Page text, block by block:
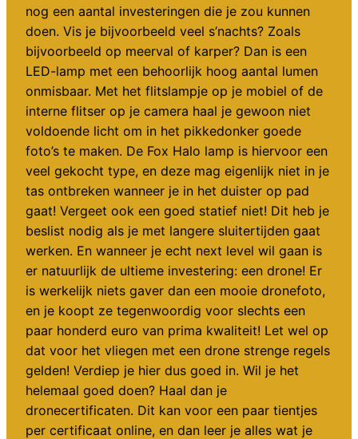
nog een aantal investeringen die je zou kunnen
doen. Vis je bijvoorbeeld veel s’nachts? Zoals
bijvoorbeeld op meerval of karper? Dan is een
LED-lamp met een behoorlijk hoog aantal lumen
onmisbaar. Met het flitslampje op je mobiel of de
interne flitser op je camera haal je gewoon niet
voldoende licht om in het pikkedonker goede
foto’s te maken. De Fox Halo lamp is hiervoor een
veel gekocht type, en deze mag eigenlijk niet in je
tas ontbreken wanneer je in het duister op pad
gaat! Vergeet ook een goed statief niet! Dit heb je
beslist nodig als je met langere sluitertijden gaat
werken. En wanneer je echt next level wil gaan is
er natuurlijk de ultieme investering: een drone! Er
is werkelijk niets gaver dan een mooie dronefoto,
en je koopt ze tegenwoordig voor slechts een
paar honderd euro van prima kwaliteit! Let wel op
dat voor het vliegen met een drone strenge regels
gelden! Verdiep je hier dus goed in. Wil je het
helemaal goed doen? Haal dan je
dronecertificaten. Dit kan voor een paar tientjes
per certificaat online, en dan leer je alles wat je